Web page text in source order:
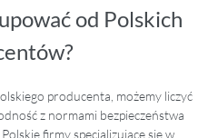
od Polskich
producenta, możemy liczyć
z normami bezpieczeństwa
firmy specjalizujące się w